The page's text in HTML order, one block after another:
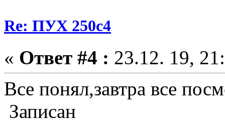
Re: ПУХ 250с4
« Ответ #4 : 23.12. 19,
Все понял,завтра все
Записан